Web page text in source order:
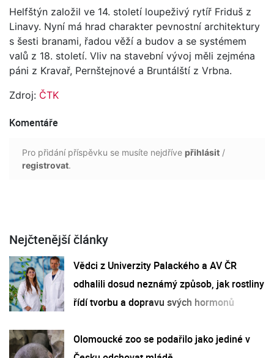
Helfštýn založil ve 14. století loupeživý rytíř Friduš z
Linavy. Nyní má hrad charakter pevnostní architektury
s šesti branami, řadou věží a budov a se systémem
valů z 18. století. Vliv na stavební vývoj měli zejména
páni z Kravař, Pernštejnové a Bruntálští z Vrbna.
Zdroj: ČTK
Komentáře
Pro přidání příspěvku se musíte nejdříve přihlásit /
registrovat.
Nejčtenější články
Vědci z Univerzity Palackého a AV ČR
odhalili dosud neznámý způsob, jak rostliny
řídí tvorbu a dopravu svých hormonů
Olomoucké zoo se podařilo jako jediné v